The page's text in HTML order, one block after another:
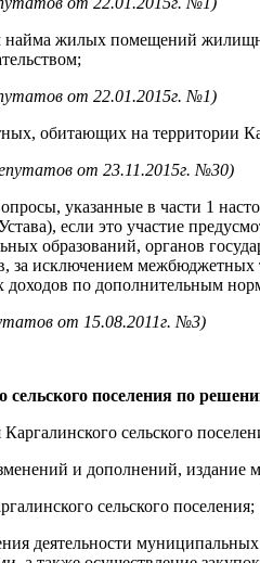
жилых помещений
от 22.01.2015г. №1)
обитающих на территории
от 23.11.2015г. №30)
указанные в части 1
если это участие
образований, органов
за исключением
по дополнительным
от 15.08.2011г. №3)
поселения по
сельского
и дополнений,
сельского поселения;
деятельности